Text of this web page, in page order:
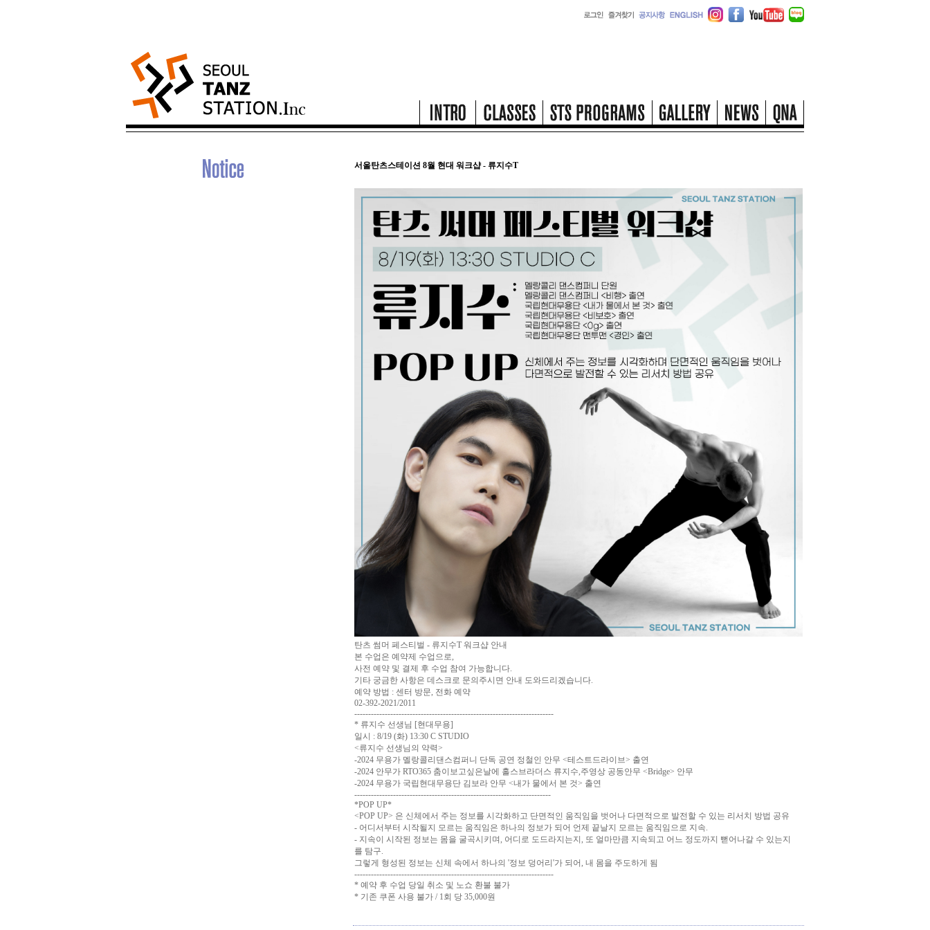
서울탄츠스테이션 8월 현대 워크샵 - 류지수T
탄츠 썸머 페스티벌 - 류지수T 워크샵 안내
본 수업은 예약제 수업으로,
사전 예약 및 결제 후 수업 참여 가능합니다.
기타 궁금한 사항은 데스크로 문의주시면 안내 도와드리겠습니다.
예약 방법 : 센터 방문, 전화 예약
02-392-2021/2011
------------------------------------------------------------------------
* 류지수 선생님 [현대무용]
일시 : 8/19 (화) 13:30 C STUDIO
<류지수 선생님의 약력>
-2024 무용가 멜랑콜리댄스컴퍼니 단독 공연 정철인 안무 <테스트드라이브> 출연
-2024 안무가 RTO365 춤이보고싶은날에 홀스브라더스 류지수,주영상 공동안무 <Bridge> 안무
-2024 무용가 국립현대무용단 김보라 안무 <내가 물에서 본 것> 출연
-----------------------------------------------------------------------
*POP UP*
<POP UP> 은 신체에서 주는 정보를 시각화하고 단면적인 움직임을 벗어나 다면적으로 발전할 수 있는 리서치 방법 공유
- 어디서부터 시작될지 모르는 움직임은 하나의 정보가 되어 언제 끝날지 모르는 움직임으로 지속.
- 지속이 시작된 정보는 몸을 굴곡시키며, 어디로 도드라지는지, 또 얼마만큼 지속되고 어느 정도까지 뻗어나갈 수 있는지
를 탐구.
그렇게 형성된 정보는 신체 속에서 하나의 '정보 덩어리'가 되어, 내 몸을 주도하게 됨
------------------------------------------------------------------------
* 예약 후 수업 당일 취소 및 노쇼 환불 불가
* 기존 쿠폰 사용 불가 / 1회 당 35,000원